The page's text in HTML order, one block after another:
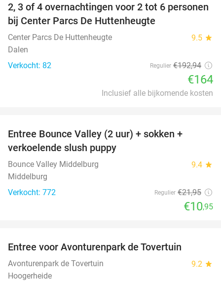
15%
2, 3 of 4 overnachtingen voor 2 tot 6 personen
bij Center Parcs De Huttenheugte
Center Parcs De Huttenheugte 9.5 star
Dalen
Verkocht: 82
Regulier €192,94
€164
Inclusief alle bijkomende kosten
Entree Bounce Valley (2 uur) + sokken +
verkoelende slush puppy
Bounce Valley Middelburg 9.4 star
Middelburg
Verkocht: 772
Regulier €21,95
€10,95
Entree voor Avonturenpark de Tovertuin
Avonturenpark de Tovertuin 9.2 star
Hoogerheide